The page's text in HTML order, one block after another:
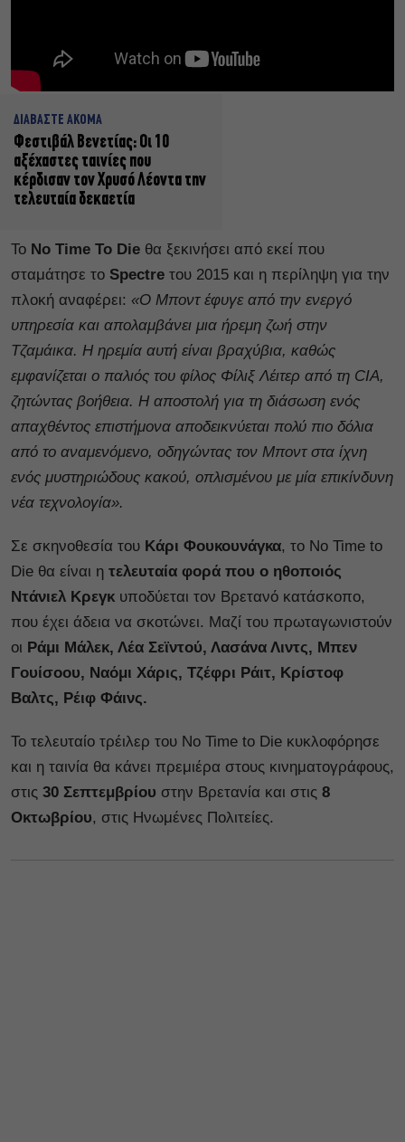
ΔΙΑΒΑΣΤΕ ΑΚΟΜΑ
Φεστιβάλ Βενετίας: Οι 10
αξέχαστες ταινίες που
κέρδισαν τον Χρυσό Λέοντα την
τελευταία δεκαετία
Το No Time To Die θα ξεκινήσει από εκεί που
σταμάτησε το Spectre του 2015 και η περίληψη για την
πλοκή αναφέρει: «Ο Μποντ έφυγε από την ενεργό
υπηρεσία και απολαμβάνει μια ήρεμη ζωή στην
Τζαμάικα. Η ηρεμία αυτή είναι βραχύβια, καθώς
εμφανίζεται ο παλιός του φίλος Φίλιξ Λέιτερ από τη CIA,
ζητώντας βοήθεια. Η αποστολή για τη διάσωση ενός
απαχθέντος επιστήμονα αποδεικνύεται πολύ πιο δόλια
από το αναμενόμενο, οδηγώντας τον Μποντ στα ίχνη
ενός μυστηριώδους κακού, οπλισμένου με μία επικίνδυνη
νέα τεχνολογία».
Σε σκηνοθεσία του Κάρι Φουκουνάγκα, το No Time to
Die θα είναι η τελευταία φορά που ο ηθοποιός
Ντάνιελ Κρεγκ υποδύεται τον Βρετανό κατάσκοπο,
που έχει άδεια να σκοτώνει. Μαζί του πρωταγωνιστούν
οι Ράμι Μάλεκ, Λέα Σεϊντού, Λασάνα Λιντς, Μπεν
Γουίσοου, Ναόμι Χάρις, Τζέφρι Ράιτ, Κρίστοφ
Βαλτς, Ρέιφ Φάινς.
Το τελευταίο τρέιλερ του No Time to Die κυκλοφόρησε
και η ταινία θα κάνει πρεμιέρα στους κινηματογράφους,
στις 30 Σεπτεμβρίου στην Βρετανία και στις 8
Οκτωβρίου, στις Ηνωμένες Πολιτείες.